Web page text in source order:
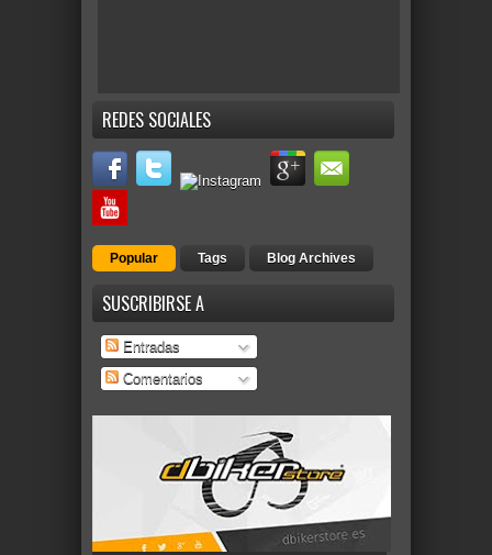
REDES SOCIALES
Popular Tags Blog Archives
SUSCRIBIRSE A
Entradas
Comentarios